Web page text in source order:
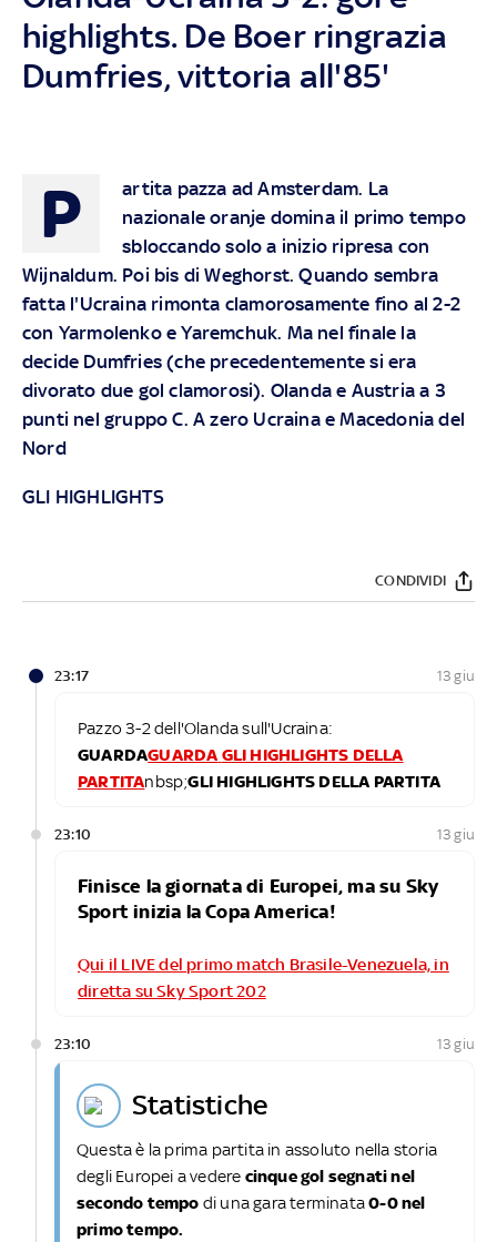
highlights. De Boer ringrazia
Dumfries, vittoria all'85'
P
artita pazza ad Amsterdam. La
nazionale oranje domina il primo tempo
sbloccando solo a inizio ripresa con
Wijnaldum. Poi bis di Weghorst. Quando sembra
fatta l'Ucraina rimonta clamorosamente fino al 2-2
con Yarmolenko e Yaremchuk. Ma nel finale la
decide Dumfries (che precedentemente si era
divorato due gol clamorosi). Olanda e Austria a 3
punti nel gruppo C. A zero Ucraina e Macedonia del
Nord
GLI HIGHLIGHTS
CONDIVIDI
23:17 13 giu
Pazzo 3-2 dell'Olanda sull'Ucraina:
GUARDAGUARDA GLI HIGHLIGHTS DELLA
PARTITAnbsp;GLI HIGHLIGHTS DELLA PARTITA
23:10 13 giu
Finisce la giornata di Europei, ma su Sky
Sport inizia la Copa America!
Qui il LIVE del primo match Brasile-Venezuela, in
diretta su Sky Sport 202
23:10 13 giu
statistiche
Questa è la prima partita in assoluto nella storia
degli Europei a vedere cinque gol segnati nel
secondo tempo di una gara terminata0-0 nel
primo tempo.